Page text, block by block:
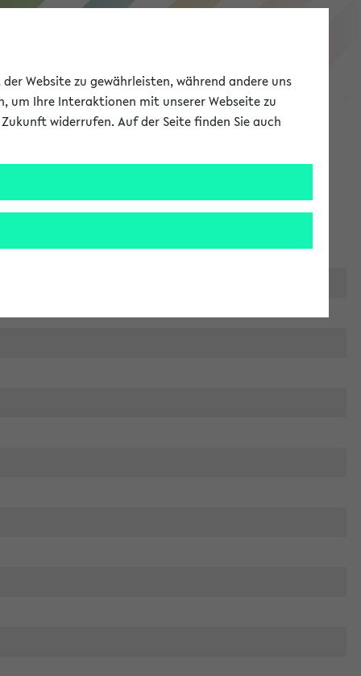
eKVV
Website zu gewährleisten, während andere uns
um Ihre Interaktionen mit unserer Webseite zu
widerrufen. Auf der Seite finden Sie auch